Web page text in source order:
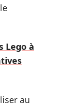
Lego à
au